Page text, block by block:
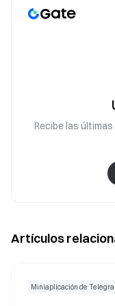
Recibe las
Artículos
Miniaplicación de